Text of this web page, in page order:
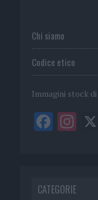
Chi siamo
Codice etico
Immagini stock di
CATEGORIE